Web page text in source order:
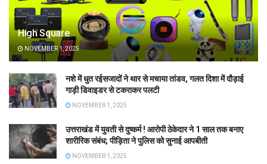
High Square
NOVEMBER 1, 2025
नशे में धुत रईसजादों ने थार से मचाया तांडव, गलत दिशा में दौड़ाई
गाड़ी डिवाइडर से टकराकर पलटी
NOVEMBER 1, 2025
उत्तराखंड में युवती से दुष्कर्म ! आरोपी ठेकेदार ने 1 साल तक बनाए
शारीरिक संबंध; पीड़िता ने पुलिस को सुनाई आपबीती
NOVEMBER 1, 2025